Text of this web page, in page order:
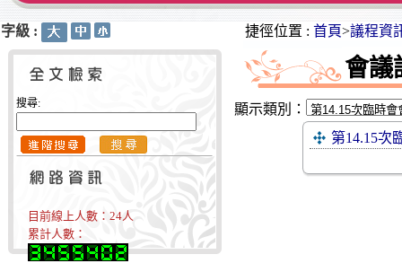
字級 :
搜尋:
目前線上人數： 24人
累計人數：
捷徑位置 : 首頁>議程資
會議
顯示類別：
第14.15次